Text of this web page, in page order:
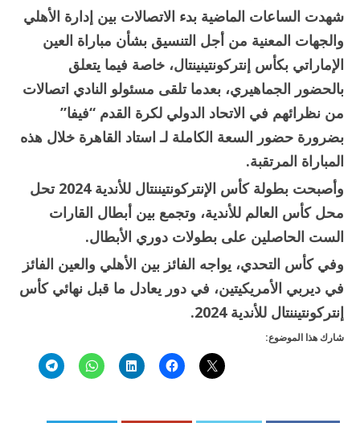
شهدت الساعات الماضية بدء الاتصالات بين إدارة الأهلي
والجهات المعنية من أجل التنسيق بشأن مباراة العين
الإماراتي بكأس إنتركونتينينتال، خاصة فيما يتعلق
بالحضور الجماهيري، بعدما تلقى مسئولو النادي اتصالات
من نظرائهم في الاتحاد الدولي لكرة القدم “فيفا”
بضرورة حضور السعة الكاملة لـ استاد القاهرة خلال هذه
المباراة المرتقبة.
وأصبحت بطولة كأس الإنتركونتيننتال للأندية 2024 تحل
محل كأس العالم للأندية، وتجمع بين أبطال القارات
الست الحاصلين على بطولات دوري الأبطال.
وفي كأس التحدي، يواجه الفائز بين الأهلي والعين الفائز
في ديربي الأمريكيتين، في دور يعادل ما قبل نهائي كأس
إنتركونتيننتال للأندية 2024.
شارك هذا الموضوع: